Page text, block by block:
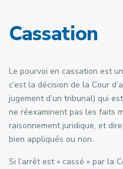
Cassation
Le pourvoi en cassation est
c’est la décision de la Cour
jugement d’un tribunal) qui
ne réexaminent pas les faits
raisonnement juridique, et
bien appliqués ou non.
Si l’arrêt est « cassé » par la